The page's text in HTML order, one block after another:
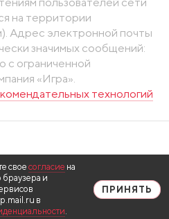
на территории
Адрес электронной почты
значимых сообщений:
с ограниченной
«Игра».
технологий
свое согласие на
и
в
.
ПРИНЯТЬ